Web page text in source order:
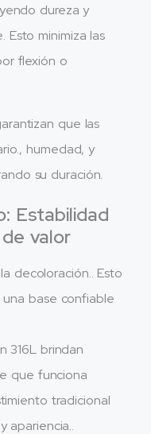
dureza y
minimiza las
flexión o
que las
humedad, y
su duración.
Estabilidad
valor
decoloración.. Esto
base confiable
316L brindan
que funciona
tradicional
apariencia..